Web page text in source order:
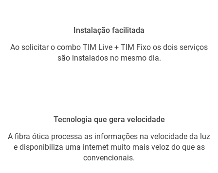
Instalação facilitada
Ao solicitar o combo TIM Live + TIM Fixo os dois serviços
são instalados no mesmo dia.
Tecnologia que gera velocidade
A fibra ótica processa as informações na velocidade da luz
e disponibiliza uma internet muito mais veloz do que as
convencionais.